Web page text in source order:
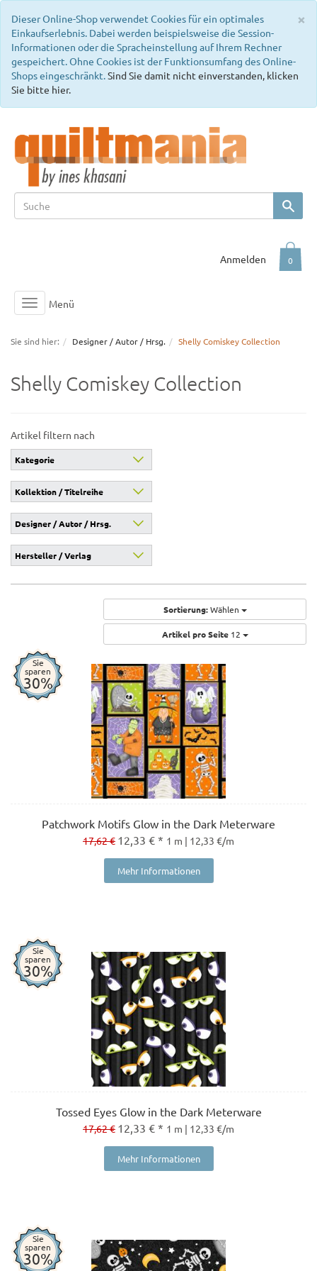
×
Dieser Online-Shop verwendet Cookies für ein optimales
Einkaufserlebnis. Dabei werden beispielsweise die Session-
Informationen oder die Spracheinstellung auf Ihrem Rechner
gespeichert. Ohne Cookies ist der Funktionsumfang des Online-
Shops eingeschränkt.Sind Sie damit nicht einverstanden, klicken
Sie bitte hier.
0
Anmelden
Toggle
navigation
Menü
Sie sind hier: Designer / Autor / Hrsg. Shelly Comiskey Collection
Shelly Comiskey Collection
Artikel filtern nach
Kategorie
Kollektion / Titelreihe
Designer / Autor / Hrsg.
Hersteller / Verlag
Sortierung: Wählen
Artikel pro Seite 12
Sie
sparen
30%
Patchwork Motifs Glow in the Dark Meterware
17,62 € 12,33 € * 1 m | 12,33 €/m
Mehr Informationen
Sie
sparen
30%
Tossed Eyes Glow in the Dark Meterware
17,62 € 12,33 € * 1 m | 12,33 €/m
Mehr Informationen
Sie
sparen
30%